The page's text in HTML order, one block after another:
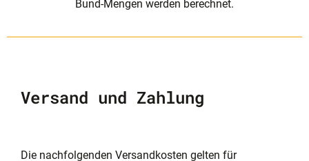
Bund-Mengen werden berechnet.
Versand und Zahlung
Die nachfolgenden Versandkosten gelten für